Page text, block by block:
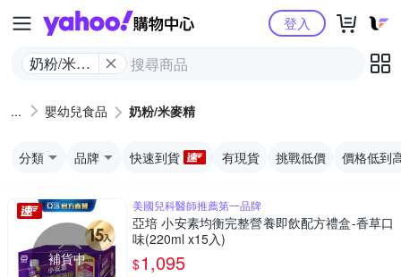
Yahoo購物中心
奶粉/米麥
登入
嬰幼兒食品 奶粉/米麥精
分類 品牌 快速到貨 有現貨 挑戰低價 價格低到
補貨中
美國兒科醫師推薦第一品牌
亞培 小安素均衡完整營養即飲配方禮盒-香草口
味(220ml x15入)
$1,095